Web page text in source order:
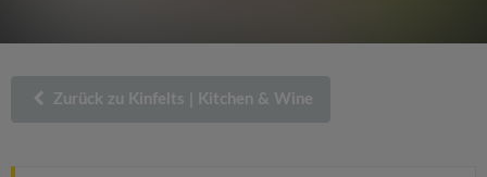
Zurück zu Kinfelts | Kitchen & Wine